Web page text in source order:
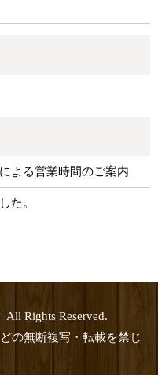
よる営業時間のご案内
た。
Rights Reserved.
の無断複写・転載を禁じ